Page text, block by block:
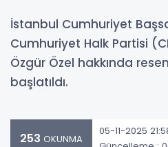
İstanbul Cumhuriyet
Cumhuriyet Halk Partisi
Özgür Özel hakkında
başlatıldı.
253 OKUNMA
05-11-2025